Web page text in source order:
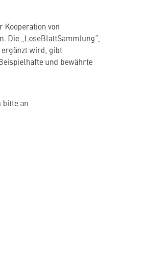
Kooperation von
Die „LoseBlattSammlung“,
wird, gibt
und bewährte
bitte an